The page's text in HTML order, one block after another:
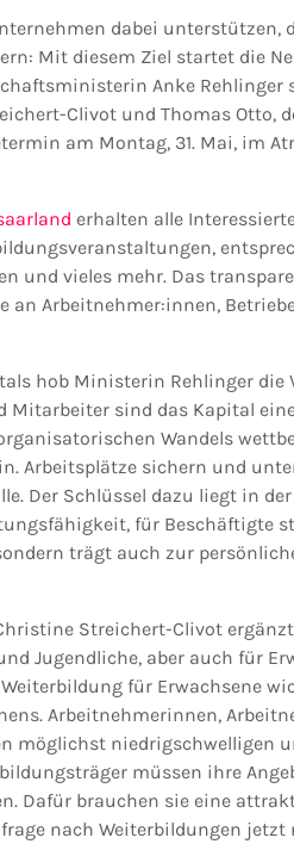
dabei unterstützen,
Mit diesem Ziel startet die
Anke Rehlinger
Clivot und Thomas Otto,
am Montag, 31. Mai, im
erhalten alle
und vieles mehr. Das
an Arbeitnehmer:innen,
hob Ministerin Rehlinger
sind das Kapital
Wandels
Arbeitsplätze sichern und
Der Schlüssel dazu liegt in
für Beschäftigte
trägt auch zur
Streichert-Clivot
Jugendliche, aber auch für
für Erwachsene
Arbeitnehmerinnen,
möglichst niedrigschwelligen
müssen ihre
Dafür brauchen sie eine
nach Weiterbildungen